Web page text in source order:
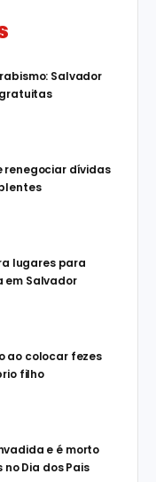
Salvador
renegociar dívidas
lugares para
em Salvador
ao colocar fezes
filho
e é morto
Dia dos Pais